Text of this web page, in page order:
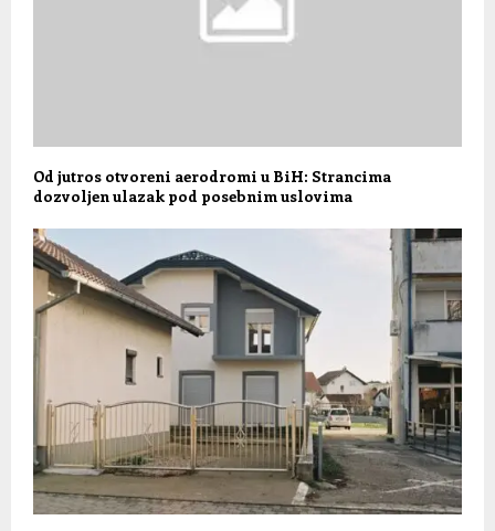
Od jutros otvoreni aerodromi u BiH: Strancima
dozvoljen ulazak pod posebnim uslovima